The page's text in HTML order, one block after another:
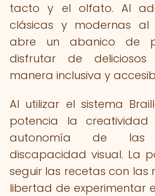
tacto y el olfato. Al
clásicas y modernas al
abre un abanico de
disfrutar de
manera inclusiva y
Al utilizar el sistema
potencia la
autonomía de las
discapacidad visual. La
seguir las recetas con las
libertad de experimentar